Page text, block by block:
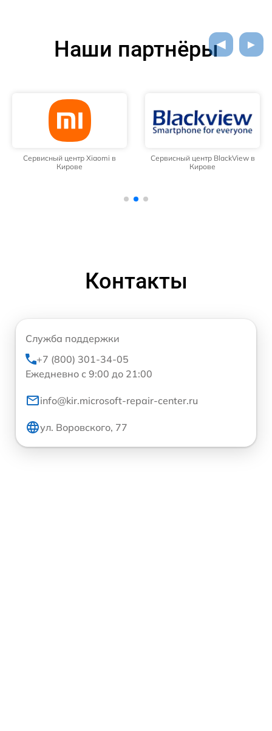
Наши партнёры
Сервисный центр Xiaomi в
Кирове
Сервисный центр BlackView в
Кирове
Контакты
Служба поддержки
+7 (800) 301-34-05
Ежедневно с 9:00 до 21:00
info@kir.microsoft-repair-center.ru
ул. Воровского, 77